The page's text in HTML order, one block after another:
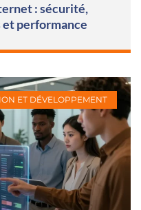
: sécurité,
et performance
ET DÉVELOPPEMENT